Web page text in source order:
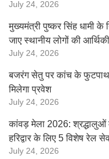
July 24, 2026
मुख्यमंत्री पुष्कर सिंह धामी के
जाए स्थानीय लोगों की आर्थिकी
July 24, 2026
बजरंग सेतु पर कांच के फुटपाथ
मिलेगा प्रवेश
July 24, 2026
कांवड़ मेला 2026: श्रद्धालुओं
हरिद्वार के लिए 5 विशेष रेल
July 24, 2026